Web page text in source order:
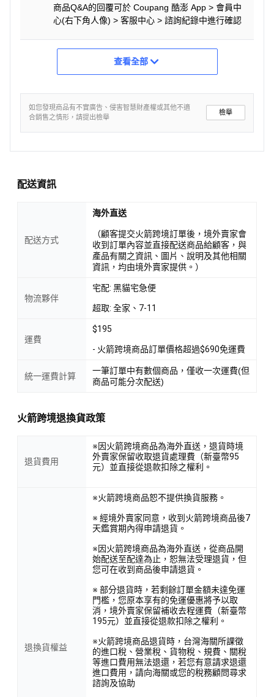
商品Q&A的回覆可於 Coupang 酷澎 App > 會員中
心(右下角人像) > 客服中心 > 諮詢紀錄中進行確認
查看全部
如您發現商品有不實廣告、侵害智慧財產權或其他不適
合銷售之情形，請提出檢舉
檢舉
配送資訊
配送方式
海外直送
（顧客提交火箭跨境訂單後，境外賣家會
收到訂單內容並直接配送商品給顧客，與
產品有關之資訊、圖片、說明及其他相關
資訊，均由境外賣家提供。）
物流夥伴
宅配: 黑貓宅急便
超取: 全家、7-11
運費
$195
- 火箭跨境商品訂單價格超過$690免運費
統一運費計算
一筆訂單中有數個商品，僅收一次運費(但
商品可能分次配送)
火箭跨境退換貨政策
退貨費用
※因火箭跨境商品為海外直送，退貨時境
外賣家保留收取退貨處理費（新臺幣95
元）並直接從退款扣除之權利。
退換貨權益
※火箭跨境商品恕不提供換貨服務。
※ 經境外賣家同意，收到火箭跨境商品後7
天鑑賞期內得申請退貨。
※因火箭跨境商品為海外直送，從商品開
始配送至配達為止，恕無法受理退貨，但
您可在收到商品後申請退貨。
※ 部分退貨時，若剩餘訂單金額未達免運
門檻，您原本享有的免運優惠將予以取
消，境外賣家保留補收去程運費（新臺幣
195元）並直接從退款扣除之權利。
※火箭跨境商品退貨時，台灣海關所課徵
的進口稅、營業稅、貨物稅、規費、關稅
等進口費用無法退還，若您有意請求退還
進口費用，請向海關或您的稅務顧問尋求
諮詢及協助